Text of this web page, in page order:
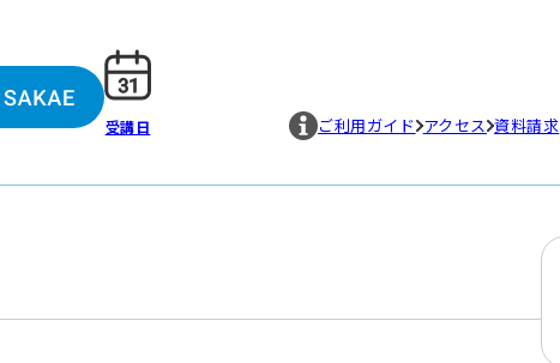
受講日 ご利用ガイド アクセス 資料請求